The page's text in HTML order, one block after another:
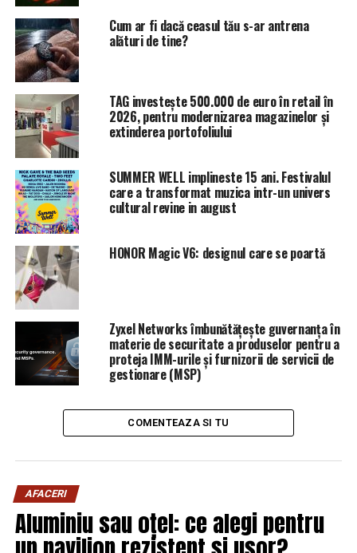
Cum ar fi dacă ceasul tău s-ar antrena
alături de tine?
TAG investește 500.000 de euro în retail în
2026, pentru modernizarea magazinelor și
extinderea portofoliului
SUMMER WELL implineste 15 ani. Festivalul
care a transformat muzica intr-un univers
cultural revine in august
HONOR Magic V6: designul care se poartă
Zyxel Networks îmbunătățește guvernanța în
materie de securitate a produselor pentru a
proteja IMM-urile și furnizorii de servicii de
gestionare (MSP)
COMENTEAZA SI TU
AFACERI
Aluminiu sau oțel: ce alegi pentru